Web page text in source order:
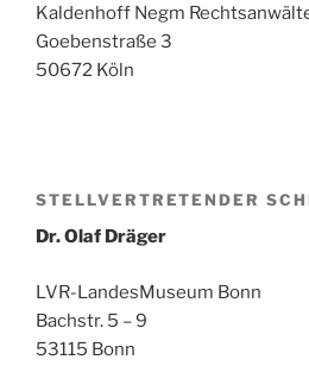
Kaldenhoff Negm
Goebenstraße 3
50672 Köln
STELLVERTRETENDER
Dr. Olaf Dräger
LVR-LandesMuseum Bonn
Bachstr. 5 – 9
53115 Bonn